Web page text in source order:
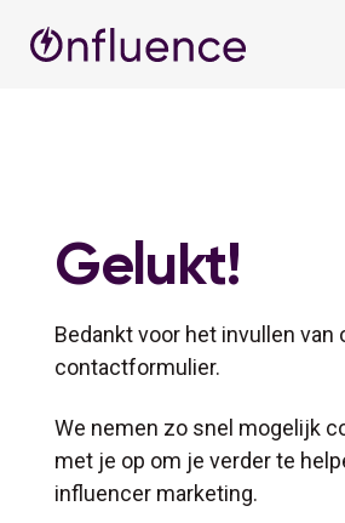
links
Gelukt!
Bedankt voor het invullen van
contactformulier.
We nemen zo snel mogelijk
met je op om je verder te
influencer marketing.